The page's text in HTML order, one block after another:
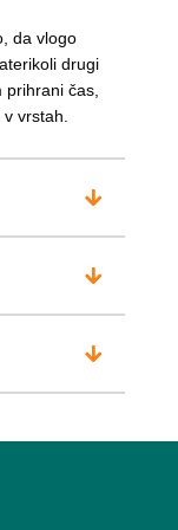
da vlogo
drugi
čas,
vrstah.